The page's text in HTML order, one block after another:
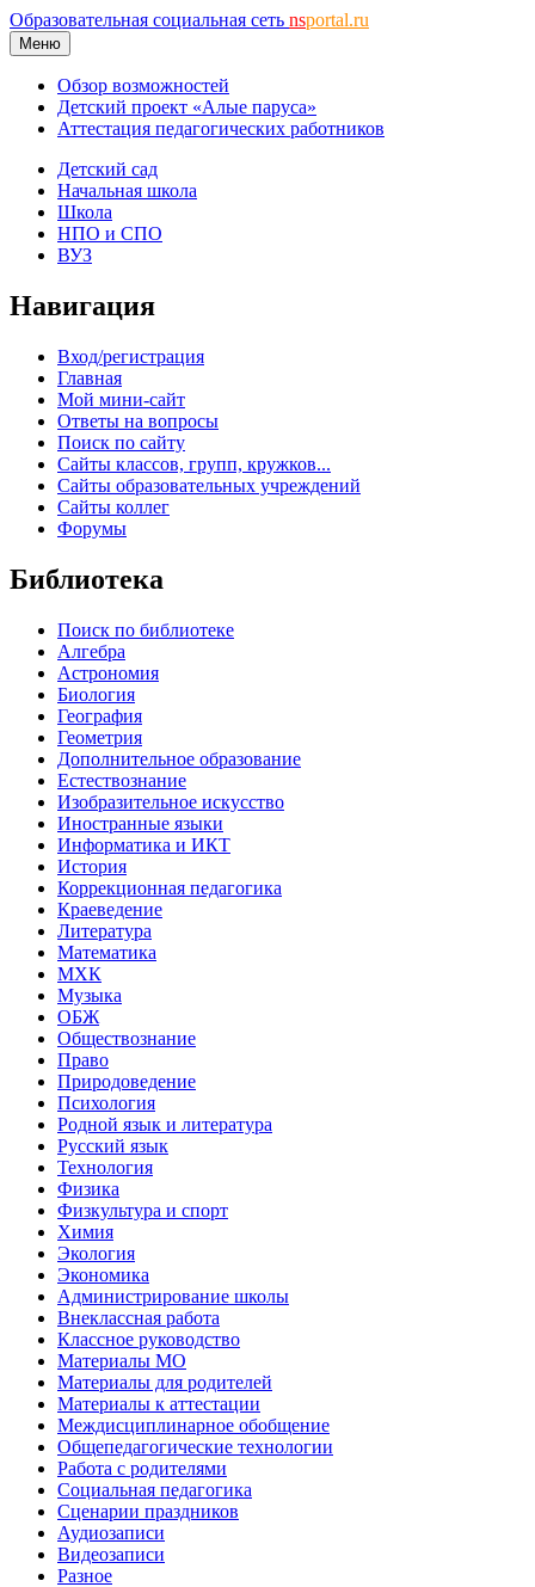
Образовательная социальная сеть nsportal.ru
Меню
Обзор возможностей
Детский проект «Алые паруса»
Аттестация педагогических работников
Детский сад
Начальная школа
Школа
НПО и СПО
ВУЗ
Навигация
Вход/регистрация
Главная
Мой мини-сайт
Ответы на вопросы
Поиск по сайту
Сайты классов, групп, кружков...
Сайты образовательных учреждений
Сайты коллег
Форумы
Библиотека
Поиск по библиотеке
Алгебра
Астрономия
Биология
География
Геометрия
Дополнительное образование
Естествознание
Изобразительное искусство
Иностранные языки
Информатика и ИКТ
История
Коррекционная педагогика
Краеведение
Литература
Математика
МХК
Музыка
ОБЖ
Обществознание
Право
Природоведение
Психология
Родной язык и литература
Русский язык
Технология
Физика
Физкультура и спорт
Химия
Экология
Экономика
Администрирование школы
Внеклассная работа
Классное руководство
Материалы МО
Материалы для родителей
Материалы к аттестации
Междисциплинарное обобщение
Общепедагогические технологии
Работа с родителями
Социальная педагогика
Сценарии праздников
Аудиозаписи
Видеозаписи
Разное